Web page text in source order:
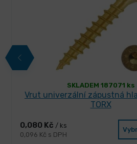
SKLADEM 187071 ks
Vrut univerzální zápustná
TORX
0,080 Kč / ks
0,096 Kč s DPH